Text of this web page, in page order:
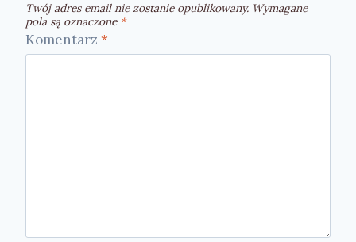
Twój adres email nie zostanie opublikowany. Wymagane
pola są oznaczone *
Komentarz *